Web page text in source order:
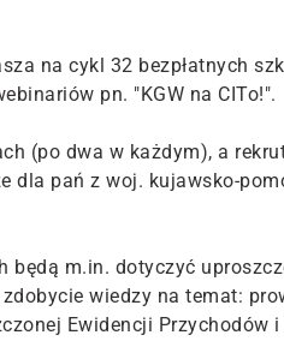
na cykl 32 bezpłatnych
pn. "KGW na CITo!".
(po dwa w każdym), a
dla pań z woj. kujawsko-
m.in. dotyczyć
wiedzy na temat:
Ewidencji Przychodów